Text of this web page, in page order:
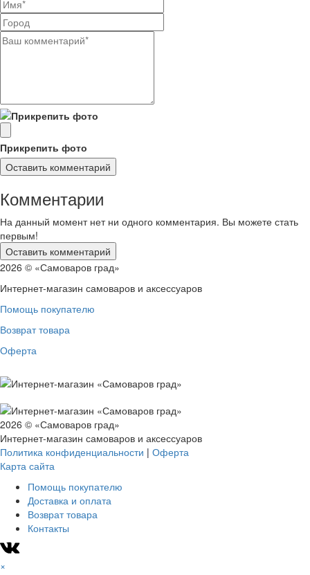
Прикрепить фото
Комментарии
На данный момент нет ни одного комментария. Вы можете стать
первым!
2026 © «Самоваров град»
Интернет-магазин самоваров и аксессуаров
Помощь покупателю
Возврат товара
Оферта
2026 © «Самоваров град»
Интернет-магазин самоваров и аксессуаров
Политика конфиденциальности | Оферта
Карта сайта
Помощь покупателю
Доставка и оплата
Возврат товара
Контакты
×